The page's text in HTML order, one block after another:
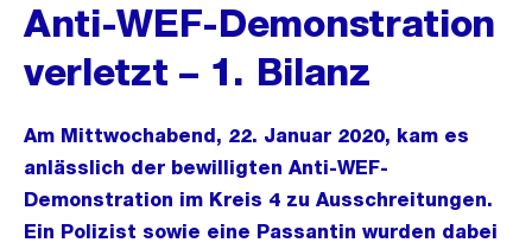
Anti-WEF-Demonstration
verletzt – 1. Bilanz
Am Mittwochabend, 22. Januar 2020, kam es
anlässlich der bewilligten Anti-WEF-
Demonstration im Kreis 4 zu Ausschreitungen.
Ein Polizist sowie eine Passantin wurden dabei